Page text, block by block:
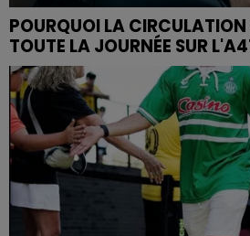
POURQUOI LA CIRCULATION
TOUTE LA JOURNÉE SUR